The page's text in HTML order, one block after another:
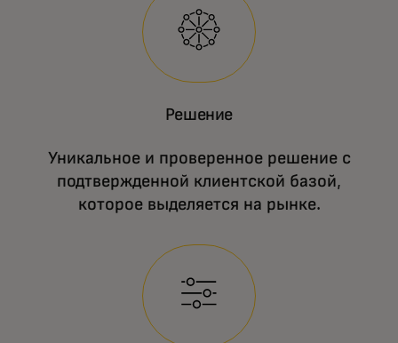
Решение
Уникальное и проверенное решение с
подтвержденной клиентской базой,
которое выделяется на рынке.